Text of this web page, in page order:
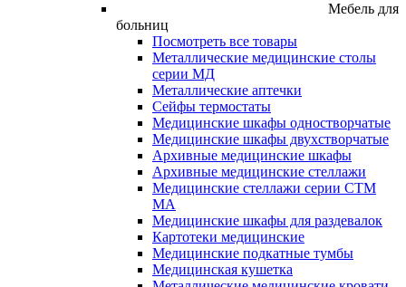
Мебель для
больниц
Посмотреть все товары
Металлические медицинские столы
серии МД
Металлические аптечки
Сейфы термостаты
Медицинские шкафы одностворчатые
Медицинские шкафы двухстворчатые
Архивные медицинские шкафы
Архивные медицинские стеллажи
Медицинские стеллажи серии СТМ
МА
Медицинские шкафы для раздевалок
Картотеки медицинские
Медицинские подкатные тумбы
Медицинская кушетка